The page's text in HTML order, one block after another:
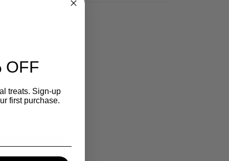
OFF
treats. Sign-up
first purchase.